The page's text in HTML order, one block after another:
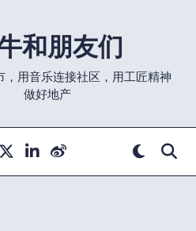
和朋友们
，用音乐连接社区，用工匠精神
做好地产